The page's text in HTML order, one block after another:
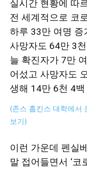
실시간 현황에 따
전 세계적으로 코
하루 33만 여명
사망자도 64만 3
늘 확진자가 7만
어섰고 사망자도
생해 14만 6천 4
(존스 홉킨스 대학에서
보기)
이런 가운데 펜실
말 접어들면서 ‘코